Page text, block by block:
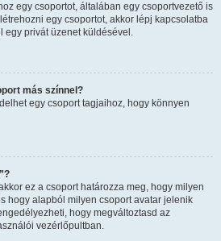
egy csoportot, általában egy csoportvezető is
egy csoportot, akkor lépj kapcsolatba
egy privát üzenet küldésével.
más színnel?
egy csoport tagjaihoz, hogy könnyen
ez a csoport határozza meg, hogy milyen
hogy alapból milyen csoport avatar jelenik
hogy megváltoztasd az
vezérlőpultban.